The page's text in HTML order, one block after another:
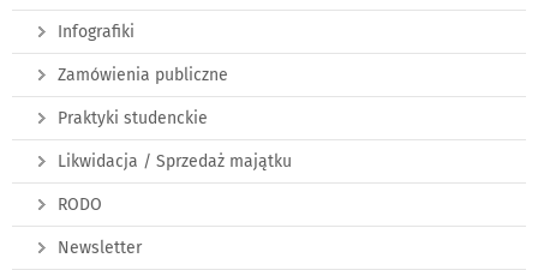
Infografiki
Zamówienia publiczne
Praktyki studenckie
Likwidacja / Sprzedaż majątku
RODO
Newsletter